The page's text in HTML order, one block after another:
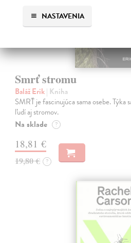
NASTAVENIA
Smrť stromu
Baláž Erik| Kniha
SMRŤ je fascinujúca sama osebe. Týka
ľudí aj stromov.
Na sklade ?
18,81 €
19,80 € ?